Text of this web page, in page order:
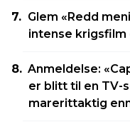
Glem «Redd
intense
Anmeldelse:
er blitt til en TV-
marerittaktig